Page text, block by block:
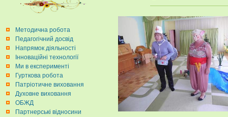
Методична робота
Педагогічний досвід
Напрямок діяльності
Інноваційні технології
Ми в експерименті
Гурткова робота
Патріотичне виховання
Духовне виховання
ОБЖД
Партнерські відносини